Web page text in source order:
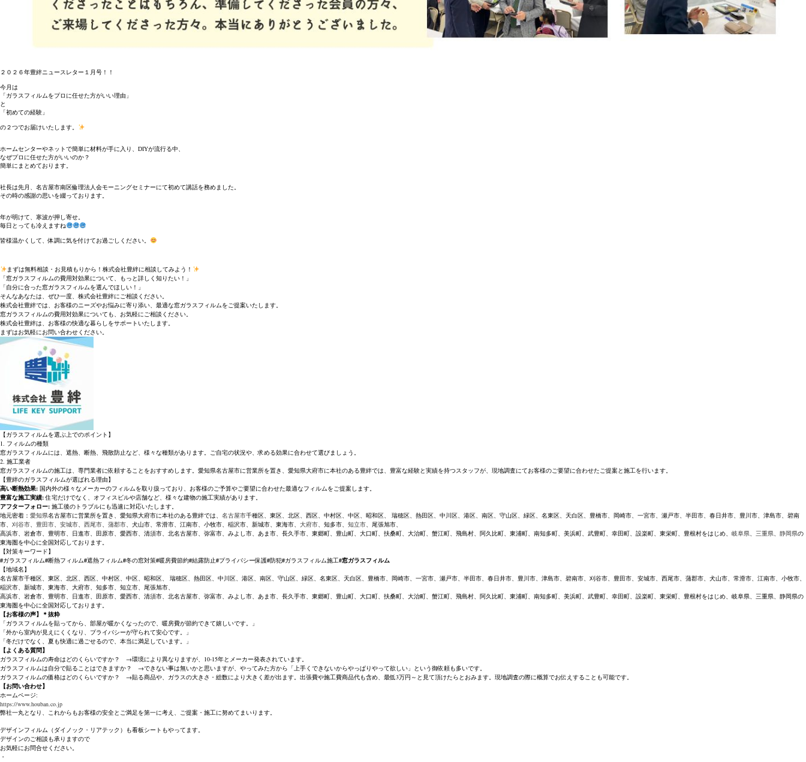
２０２６年豊絆ニュースレター１月号！！
今月は
「ガラスフィルムをプロに任せた方がいい理由」
と
「初めての経験」
の２つでお届けいたします。
ホームセンターやネットで簡単に材料が手に入り、DIYが流行る中、
なぜプロに任せた方がいいのか？
簡単にまとめております。
社長は先月、名古屋市南区倫理法人会モーニングセミナーにて初めて講話を務めました。
その時の感謝の思いを綴っております。
年が明けて、寒波が押し寄せ。
毎日とっても冷えますね
皆様温かくして、体調に気を付けてお過ごしください。
まずは無料相談・お見積もりから！株式会社豊絆に相談してみよう！
「窓ガラスフィルムの費用対効果について、もっと詳しく知りたい！」
「自分に合った窓ガラスフィルムを選んでほしい！」
そんなあなたは、ぜひ一度、株式会社豊絆にご相談ください。
株式会社豊絆では、お客様のニーズやお悩みに寄り添い、最適な窓ガラスフィルムをご提案いたします。
窓ガラスフィルムの費用対効果についても、お気軽にご相談ください。
株式会社豊絆は、お客様の快適な暮らしをサポートいたします。
まずはお気軽にお問い合わせください。
【ガラスフィルムを選ぶ上でのポイント】
1. フィルムの種類
窓ガラスフィルムには、遮熱、断熱、飛散防止など、様々な種類があります。ご自宅の状況や、求める効果に合わせて選びましょう。
2. 施工業者
窓ガラスフィルムの施工は、専門業者に依頼することをおすすめします。愛知県名古屋市に営業所を置き、愛知県大府市に本社のある豊絆では、豊富な経験と実績を持つスタッフが、現地調査にてお客様のご要望に合わせたご提案と施工を行います。
【豊絆のガラスフィルムが選ばれる理由】
高い断熱効果: 国内外の様々なメーカーのフィルムを取り扱っており、お客様のご予算やご要望に合わせた最適なフィルムをご提案します。
豊富な施工実績:住宅だけでなく、オフィスビルや店舗など、様々な建物の施工実績があります。
アフターフォロー: 施工後のトラブルにも迅速に対応いたします。
地元密着： 愛知県名古屋市に営業所を置き、愛知県大府市に本社のある豊絆では、 名古屋市千種区、東区、北区、西区、中村区、中区、昭和区、 瑞穂区、熱田区、中川区、港区、南区、守山区、緑区、名東区、天白区、豊橋市、岡崎市、一宮市、瀬戸市、半田市、春日井市、豊川市、津島市、碧南
市、 刈谷市、 豊田市、 安城市、 西尾市、 蒲郡市、犬山市、常滑市、江南市、小牧市、稲沢市、新城市、東海市、 大府市、知多市、 知立市、尾張旭市、
高浜市、岩倉市、豊明市、日進市、田原市、愛西市、清須市、北名古屋市、弥富市、みよし市、あま市、長久手市、東郷町、豊山町、大口町、扶桑町、大治町、蟹江町、飛島村、阿久比町、東浦町、南知多町、美浜町、武豊町、幸田町、設楽町、東栄町、豊根村をはじめ、 岐阜県、 三重県、 静岡県の
東海圏を中心に全国対応しております。
【対策キーワード】
#ガラスフィルム#断熱フィルム#遮熱フィルム#冬の窓対策#暖房費節約#結露防止#プライバシー保護#防犯#ガラスフィルム施工#窓ガラスフィルム
【地域名】
名古屋市千種区、東区、北区、西区、中村区、中区、昭和区、 瑞穂区、熱田区、中川区、港区、南区、守山区、緑区、名東区、天白区、豊橋市、岡崎市、一宮市、瀬戸市、半田市、春日井市、豊川市、津島市、碧南市、刈谷市、豊田市、安城市、西尾市、蒲郡市、犬山市、常滑市、江南市、小牧市、
稲沢市、新城市、東海市、大府市、知多市、知立市、尾張旭市、
高浜市、岩倉市、豊明市、日進市、田原市、愛西市、清須市、北名古屋市、弥富市、みよし市、あま市、長久手市、東郷町、豊山町、大口町、扶桑町、大治町、蟹江町、飛島村、阿久比町、東浦町、南知多町、美浜町、武豊町、幸田町、設楽町、東栄町、豊根村をはじめ、岐阜県、三重県、静岡県の
東海圏を中心に全国対応しております。
【お客様の声】＊抜粋
「ガラスフィルムを貼ってから、部屋が暖かくなったので、暖房費が節約できて嬉しいです。」
「外から室内が見えにくくなり、プライバシーが守られて安心です。」
「冬だけでなく、夏も快適に過ごせるので、本当に満足しています。」
【よくある質問】
ガラスフィルムの寿命はどのくらいですか？ →環境により異なりますが、10-15年とメーカー発表されています。
ガラスフィルムは自分で貼ることはできますか？ →できない事は無いかと思いますが、やってみた方から「上手くできないからやっぱりやって欲しい」という御依頼も多いです。
ガラスフィルムの価格はどのくらいですか？ →貼る商品や、ガラスの大きさ・総数により大きく差が出ます。出張費や施工費商品代も含め、最低3万円～と見て頂けたらとおみます。現地調査の際に概算でお伝えすることも可能です。
【お問い合わせ】
ホームページ:
https://www.houban.co.jp
弊社一丸となり、これからもお客様の安全とご満足を第一に考え、ご提案・施工に努めてまいります。
デザインフィルム（ダイノック・リアテック）も看板シートもやってます。
デザインのご相談も承りますので
お気軽にお問合せください。
・